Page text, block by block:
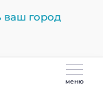
ваш город
меню